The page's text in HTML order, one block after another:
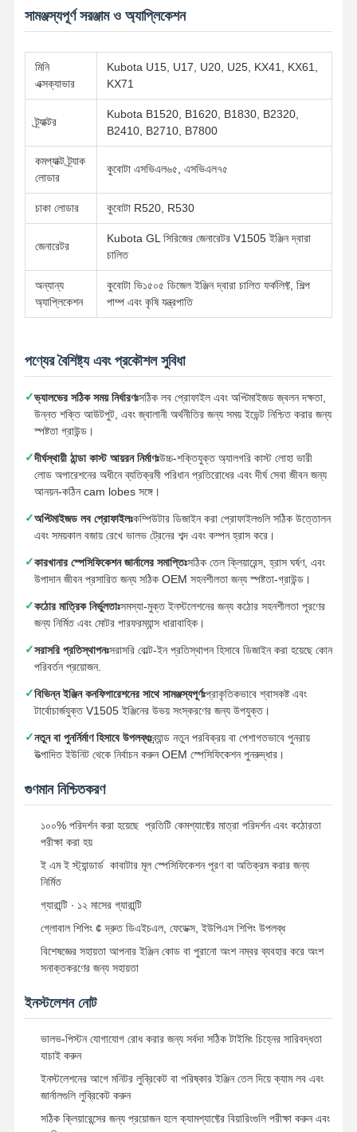
যোগাযোগ করুন
মিতসুবিশি এক্সকাভেটর ইঞ্জিনের যন্ত্রাংশ
ক্যাটারপিলার ইঞ্জিন যন্ত্রাংশ
কুবোটা ইঞ্জিনের অংশ
ইয়ানমার ইঞ্জিনের যন্ত্রাংশ
ডুসান এক্সক্যাভেটর ইঞ্জিনের যন্ত্রাংশ
ইঞ্জিন তেল পাম্প
ইঞ্জিন সংযোগকারী রড
ইঞ্জিন সিলিন্ডার হেড
ইঞ্জিন পিস্টন রিং
ডিজেল ইঞ্জিন ক্যামশ্যাফ্ট
ইঞ্জিন টার্বোচার্জার
অন্যান্য ব্র্যান্ড গ্যাসকেট কিট
সামঞ্জস্যপূর্ণ সরঞ্জাম ও অ্যাপ্লিকেশন
মিনি
এক্সক্যাভার
Kubota U15, U17, U20, U25, KX41, KX61,
KX71
ট্র্যাক্টর
Kubota B1520, B1620, B1830, B2320,
B2410, B2710, B7800
কমপ্যাক্ট ট্র্যাক
লোডার
কুবোটা এসভিএল৬৫, এসভিএল৭৫
চাকা লোডার কুবোটা R520, R530
জেনারেটর
Kubota GL সিরিজের জেনারেটর V1505 ইঞ্জিন দ্বারা
চালিত
অন্যান্য
অ্যাপ্লিকেশন
কুবোটা ভি১৫০৫ ডিজেল ইঞ্জিন দ্বারা চালিত ফর্কলিফ্ট, শিল্প
পাম্প এবং কৃষি যন্ত্রপাতি
পণ্যের বৈশিষ্ট্য এবং প্রকৌশল সুবিধা
✓ভ্যালভের সঠিক সময় নির্ধারণঃসঠিক লব প্রোফাইল এবং অপ্টিমাইজড জ্বলন দক্ষতা,
উন্নত শক্তি আউটপুট, এবং জ্বালানী অর্থনীতির জন্য সময় ইভেন্ট নিশ্চিত করার জন্য
স্পষ্টতা গ্রাউন্ড।
✓দীর্ঘস্থায়ী ঠান্ডা কাস্ট আয়রন নির্মাণঃউচ্চ-শক্তিযুক্ত অ্যালগরি কাস্ট লোহা ভারী
লোড অপারেশনের অধীনে ব্যতিক্রমী পরিধান প্রতিরোধের এবং দীর্ঘ সেবা জীবন জন্য
আনয়ন-কঠিন cam lobes সঙ্গে।
✓অপ্টিমাইজড লব প্রোফাইলঃকম্পিউটার ডিজাইন করা প্রোফাইলগুলি সঠিক উত্তোলন
এবং সময়কাল বজায় রেখে ভালভ ট্রেনের শব্দ এবং কম্পন হ্রাস করে।
✓কারখানার স্পেসিফিকেশন জার্নালের সমাপ্তিঃসঠিক তেল ক্লিয়ারেন্স, হ্রাস ঘর্ষণ, এবং
উপাদান জীবন প্রসারিত জন্য সঠিক OEM সহনশীলতা জন্য স্পষ্টতা-গ্রাউন্ড।
✓কঠোর মাত্রিক নির্ভুলতাঃসমস্যা-মুক্ত ইনস্টলেশনের জন্য কঠোর সহনশীলতা পূরণের
জন্য নির্মিত এবং মোটর পারফরম্যান্স ধারাবাহিক।
✓সরাসরি প্রতিস্থাপনঃসরাসরি বোল্ট-ইন প্রতিস্থাপন হিসাবে ডিজাইন করা হয়েছে কোন
পরিবর্তন প্রয়োজন.
✓বিভিন্ন ইঞ্জিন কনফিগারেশনের সাথে সামঞ্জস্যপূর্ণঃপ্রাকৃতিকভাবে শ্বাসকষ্ট এবং
টার্বোচার্জযুক্ত V1505 ইঞ্জিনের উভয় সংস্করণের জন্য উপযুক্ত।
✓নতুন বা পুনর্নির্মাণ হিসাবে উপলব্ধঃব্র্যান্ড নতুন পরবিক্রয় বা পেশাগতভাবে পুনরায়
উত্পাদিত ইউনিট থেকে নির্বাচন করুন OEM স্পেসিফিকেশন পুনরুদ্ধার।
গুণমান নিশ্চিতকরণ
১০০% পরিদর্শন করা হয়েছে ️ প্রতিটি কেমশ্যাফ্টের মাত্রা পরিদর্শন এবং কঠোরতা
পরীক্ষা করা হয়
ই এম ই স্ট্যান্ডার্ড ️ কাবাটার মূল স্পেসিফিকেশন পূরণ বা অতিক্রম করার জন্য
নির্মিত
গ্যারান্টি ∙ ১২ মাসের গ্যারান্টি
গ্লোবাল শিপিং ¢ দ্রুত ডিএইচএল, ফেডেক্স, ইউপিএস শিপিং উপলব্ধ
বিশেষজ্ঞের সহায়তা আপনার ইঞ্জিন কোড বা পুরানো অংশ নম্বর ব্যবহার করে অংশ
সনাক্তকরণের জন্য সহায়তা
ইনস্টলেশন নোট
ভালভ-পিস্টন যোগাযোগ রোধ করার জন্য সর্বদা সঠিক টাইমিং চিহ্নের সারিবদ্ধতা
যাচাই করুন
ইনস্টলেশনের আগে মনিটর লুব্রিকেট বা পরিষ্কার ইঞ্জিন তেল দিয়ে ক্যাম লব এবং
জার্নালগুলি লুব্রিকেট করুন
সঠিক ক্লিয়ারেন্সের জন্য প্রয়োজন হলে ক্যামশ্যাফ্টের বিয়ারিংগুলি পরীক্ষা করুন এবং